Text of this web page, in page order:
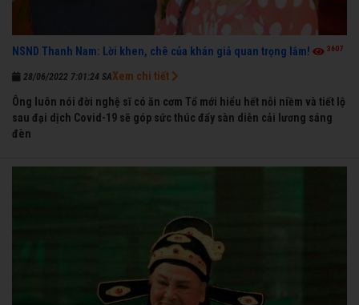
NSND Thanh Nam: Lời khen, chê của khán giả quan trọng lắm! 3607
28/06/2022 7:01:24 SA
Ông luôn nói đời nghệ sĩ có ăn cơm Tổ mới hiểu hết nỗi niềm và tiết lộ
sau đại dịch Covid-19 sẽ góp sức thúc đẩy sàn diễn cải lương sáng
đèn
Xem chi tiết